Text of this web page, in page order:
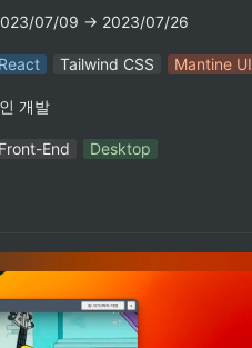
07/09 → 2023/07/26
Tailwind CSS Mantine UI
개발
End Desktop